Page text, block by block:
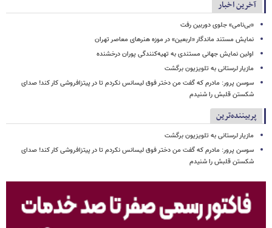
آخرین اخبار
«بی‌نامی» جلوی دوربین رفت
نمایش مستند ماندگار «اربعین» در موزه هنرهای معاصر تهران
اولین نمایش جهانی مستندی به تهیه‌کنندگی پوران درخشنده
مازیار لرستانی به تلویزیون برگشت
سوسن پرور: مادرم که گفت من دختر فوق‌ لیسانس نکردم تا در پیتزافروشی کار کند! صدای
شکستن قلبش را شنیدم
پربیننده‌ترین
مازیار لرستانی به تلویزیون برگشت
سوسن پرور: مادرم که گفت من دختر فوق‌ لیسانس نکردم تا در پیتزافروشی کار کند! صدای
شکستن قلبش را شنیدم